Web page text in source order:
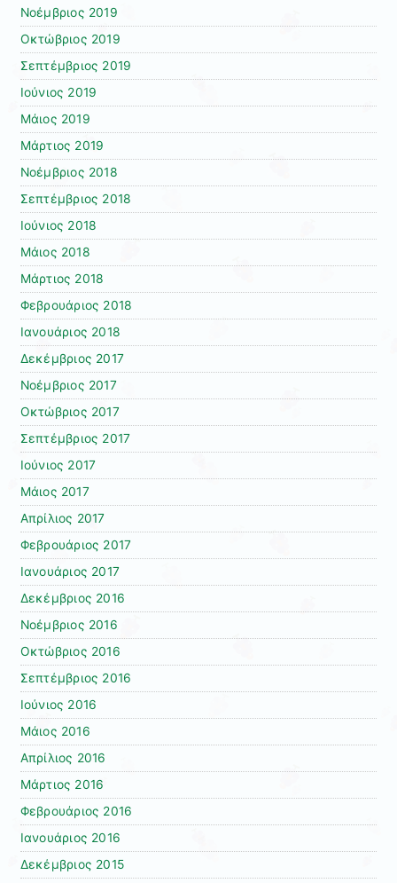
Νοέμβριος 2019
Οκτώβριος 2019
Σεπτέμβριος 2019
Ιούνιος 2019
Μάιος 2019
Μάρτιος 2019
Νοέμβριος 2018
Σεπτέμβριος 2018
Ιούνιος 2018
Μάιος 2018
Μάρτιος 2018
Φεβρουάριος 2018
Ιανουάριος 2018
Δεκέμβριος 2017
Νοέμβριος 2017
Οκτώβριος 2017
Σεπτέμβριος 2017
Ιούνιος 2017
Μάιος 2017
Απρίλιος 2017
Φεβρουάριος 2017
Ιανουάριος 2017
Δεκέμβριος 2016
Νοέμβριος 2016
Οκτώβριος 2016
Σεπτέμβριος 2016
Ιούνιος 2016
Μάιος 2016
Απρίλιος 2016
Μάρτιος 2016
Φεβρουάριος 2016
Ιανουάριος 2016
Δεκέμβριος 2015